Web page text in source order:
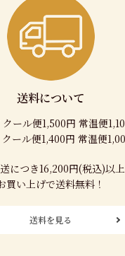
送料について
ール便1,500円 常温便
ール便1,400円 常温便
につき16,200円(税込)以上
買い上げで送料無料！
送料を見る